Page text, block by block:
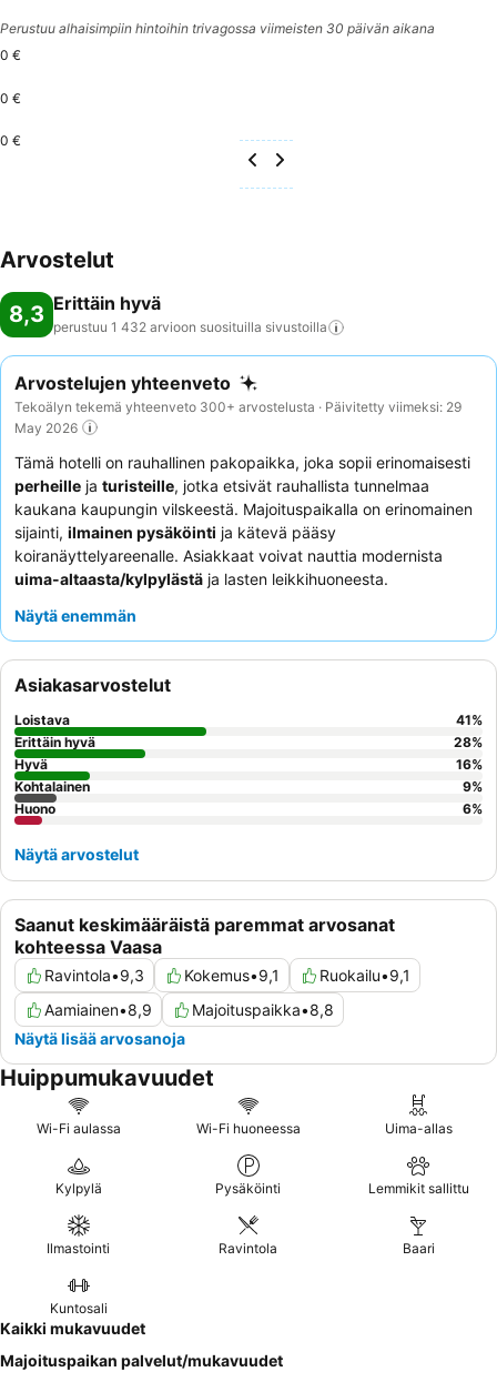
Perustuu alhaisimpiin hintoihin trivagossa viimeisten 30 päivän aikana
0 €
0 €
0 €
Arvostelut
8,3 Erittäin hyvä
perustuu 1 432 arvioon suosituilla sivustoilla
Arvostelujen yhteenveto
Tekoälyn tekemä yhteenveto 300+ arvostelusta · Päivitetty viimeksi: 29
May 2026
Tämä hotelli on rauhallinen pakopaikka, joka sopii erinomaisesti
perheille ja turisteille, jotka etsivät rauhallista tunnelmaa
kaukana kaupungin vilskeestä. Majoituspaikalla on erinomainen
sijainti, ilmainen pysäköinti ja kätevä pääsy
koiranäyttelyareenalle. Asiakkaat voivat nauttia modernista
uima-altaasta/kylpylästä ja lasten leikkihuoneesta.
palvelustaan, joka täydentää korkealle arvostettuja ilmaisia
kaipaaville asiakkaille suositellaan puutarhaan päin olevan
huoneen pyytämistä.
Näytä enemmän
Saanut keskimääräistä paremmat arvosanat
kohteessa Vaasa
Ravintola•9,3 Kokemus•9,1 Ruokailu•9,1
Aamiainen•8,9 Majoituspaikka•8,8
Näytä lisää arvosanoja
Asiakasarvostelut
Loistava 41%
Erittäin hyvä
28%
Hyvä
16%
Kohtalainen
9%
Huono
6%
Näytä arvostelut
Huippumukavuudet
Wi-Fi aulassa Wi-Fi huoneessa Uima-allas
Kylpylä Pysäköinti Lemmikit sallittu
Ilmastointi Ravintola Baari
Kuntosali
Kaikki mukavuudet
Majoituspaikan palvelut/mukavuudet